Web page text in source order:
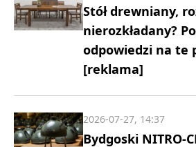
Stół drewniany,
nierozkładany?
odpowiedzi na te
[reklama]
Bydgoski NITRO-
2026-07-27, 14:37